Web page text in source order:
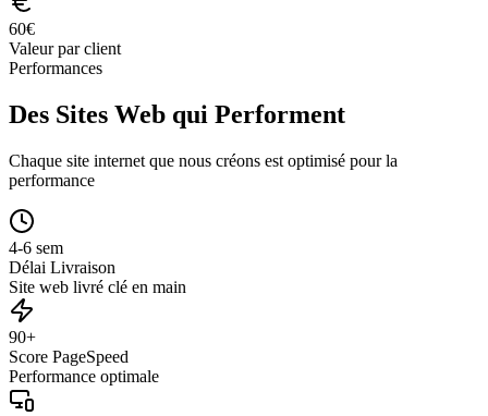
60€
Valeur par client
Performances
Des Sites Web qui Performent
Chaque site internet que nous créons est optimisé pour la
performance
4-6 sem
Délai Livraison
Site web livré clé en main
90+
Score PageSpeed
Performance optimale